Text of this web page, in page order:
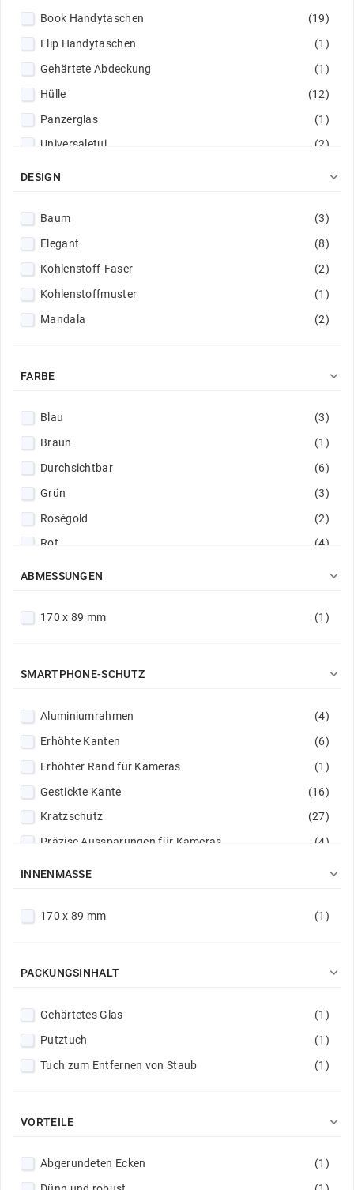
Book Handytaschen
(19)
Flip Handytaschen
(1)
Gehärtete Abdeckung
(1)
Hülle
(12)
Panzerglas
(1)
Universaletui
(2)
DESIGN 
Baum
(3)
Elegant
(8)
Kohlenstoff-Faser
(2)
Kohlenstoffmuster
(1)
Mandala
(2)
FARBE 
Blau
(3)
Braun
(1)
Durchsichtbar
(6)
Grün
(3)
Roségold
(2)
Rot
(4)
ABMESSUNGEN 
170 x 89 mm (1)
SMARTPHONE-SCHUTZ 
Aluminiumrahmen
(4)
Erhöhte Kanten
(6)
Erhöhter Rand für Kameras
(1)
Gestickte Kante
(16)
Kratzschutz
(27)
Präzise Aussparungen für Kameras
(4)
Verstärkte Säume
(1)
INNENMASSE 
170 x 89 mm (1)
PACKUNGSINHALT 
Gehärtetes Glas
(1)
Putztuch
(1)
Tuch zum Entfernen von Staub
(1)
VORTEILE 
Abgerundeten Ecken
(1)